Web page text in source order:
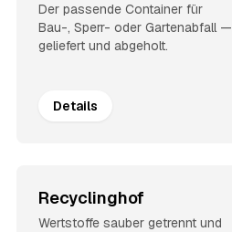
Der passende Container für
Bau-, Sperr- oder Gartenabfall —
geliefert und abgeholt.
Details
Recyclinghof
Wertstoffe sauber getrennt und